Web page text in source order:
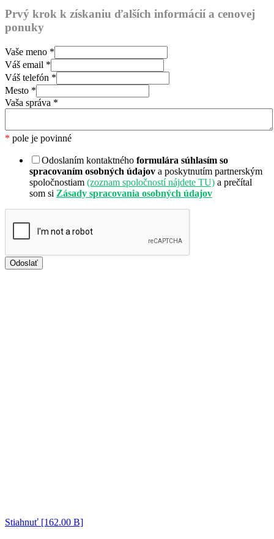
Prvý krok k získaniu ďalších informácií a cenovej
ponuky
Vaše meno *
Váš email *
Váš telefón *
Mesto *
Vaša správa *
* pole je povinné
Odoslaním kontaktného formulára súhlasím so
spracovaním osobných údajov a poskytnutím partnerským
spoločnostiam (zoznam spoločností nájdete TU) a prečítal
som si Zásady spracovania osobných údajov
Odoslať
Stiahnuť [162.00 B]